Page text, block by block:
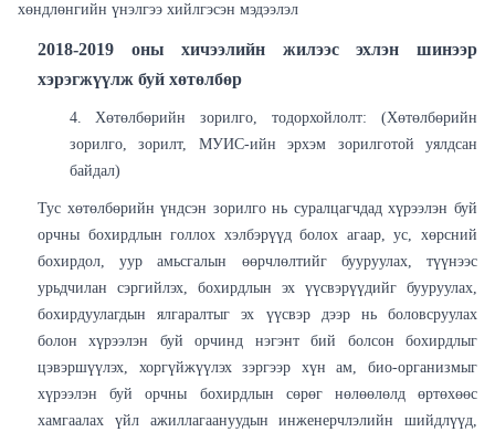
хөндлөнгийн үнэлгээ хийлгэсэн мэдээлэл
2018-2019 оны хичээлийн жилээс эхлэн шинээр
хэрэгжүүлж буй хөтөлбөр
4. Хөтөлбөрийн зорилго, тодорхойлолт: (Хөтөлбөрийн
зорилго, зорилт, МУИС-ийн эрхэм зорилготой уялдсан
байдал)
Тус хөтөлбөрийн үндсэн зорилго нь суралцагчдад хүрээлэн буй
орчны бохирдлын голлох хэлбэрүүд болох агаар, ус, хөрсний
бохирдол, уур амьсгалын өөрчлөлтийг бууруулах, түүнээс
урьдчилан сэргийлэх, бохирдлын эх үүсвэрүүдийг бууруулах,
бохирдуулагдын ялгаралтыг эх үүсвэр дээр нь боловсруулах
болон хүрээлэн буй орчинд нэгэнт бий болсон бохирдлыг
цэвэршүүлэх, хоргүйжүүлэх зэргээр хүн ам, био-организмыг
хүрээлэн буй орчны бохирдлын сөрөг нөлөөлөлд өртөхөөс
хамгаалах үйл ажиллагаануудын инженерчлэлийн шийдлүүд,